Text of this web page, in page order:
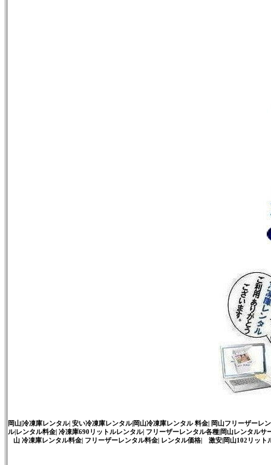
岡山|冷凍庫レンタル| 安い冷凍庫レンタル|岡山冷凍庫レンタル 料金| 岡山フリーザー
ル|レンタル料金| 冷凍庫690リットルレンタル| フリーザーレンタル各種|岡山レンタル
山 冷凍庫レンタル料金| フリーザーレンタル料金| レンタル価格| 激安|岡山102リッ